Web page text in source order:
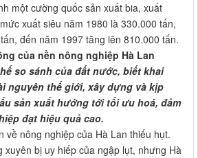
một cường quốc sản xuất bia, xuất
xuất siêu năm 1980 là 330.000 tấn,
đến năm 1997 tăng lên 810.000 tấn.
của nền nông nghiệp Hà Lan
so sánh của đất nước, biết khai
nguyên thế giới, xây dựng và kịp
sản xuất hướng tới tối ưu hoá, đảm
đạt hiệu quả cao.
về nông nghiệp của Hà Lan thiếu hụt.
bị uy hiếp của ngập lụt, nhưng Hà